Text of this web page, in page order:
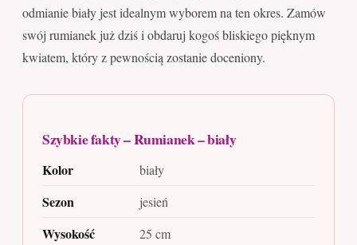
odmianie biały jest idealnym wyborem na ten okres. Zamów
swój rumianek już dziś i obdaruj kogoś bliskiego pięknym
kwiatem, który z pewnością zostanie doceniony.
Szybkie fakty – Rumianek – biały
Kolor biały
Sezon jesień
Wysokość 25 cm